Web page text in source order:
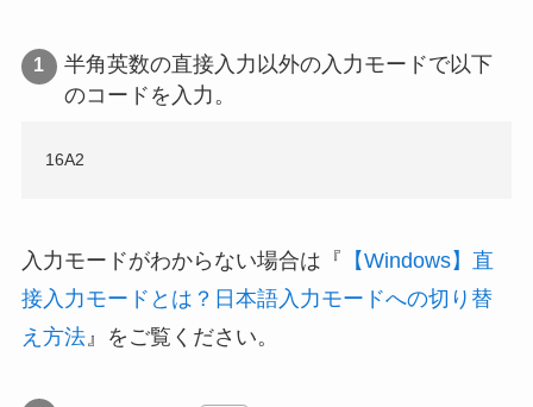
半角英数の直接入力以外の入力モードで以下
のコードを入力。
16A2
入力モードがわからない場合は『 【Windows】直
接入力モードとは？日本語入力モードへの切り替
え方法』をご覧ください。